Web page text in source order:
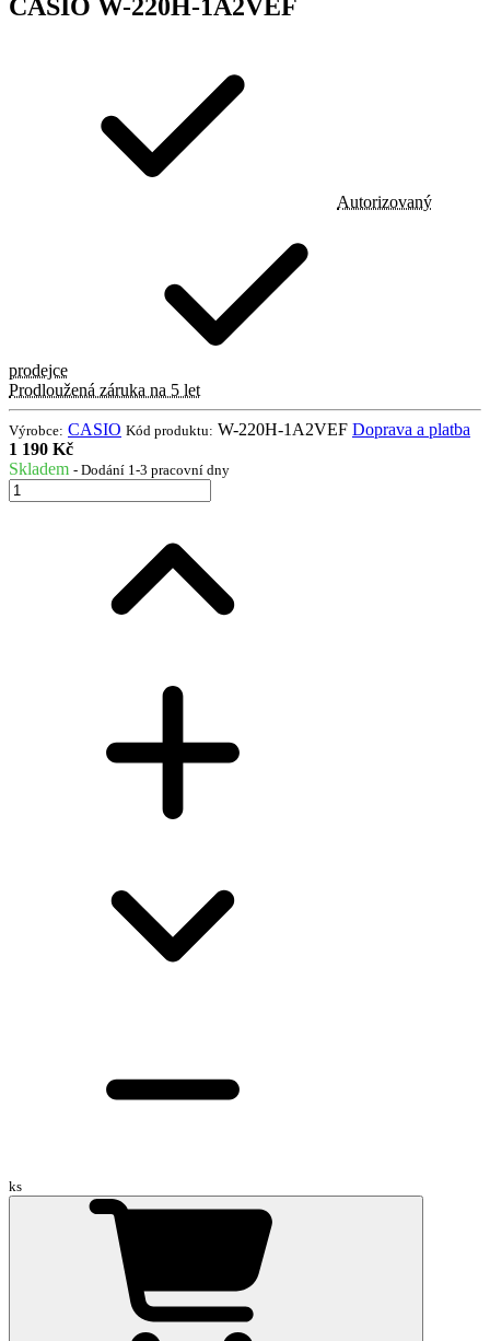
CASIO W-220H-1A2VEF
Autorizovaný
prodejce
Prodloužená záruka na 5 let
Výrobce: CASIO Kód produktu: W-220H-1A2VEF Doprava a platba
1 190 Kč
Skladem - Dodání 1-3 pracovní dny
ks